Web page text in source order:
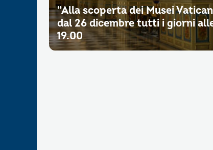
“Alla scoperta dei Musei
dal 26 dicembre tutti i giorni
19.00